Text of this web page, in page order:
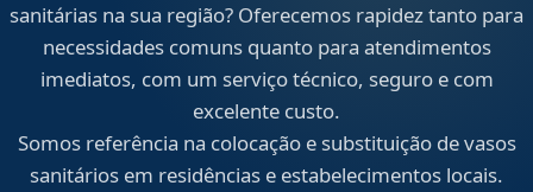
sanitárias na sua região? Oferecemos rapidez tanto para
necessidades comuns quanto para atendimentos
imediatos, com um serviço técnico, seguro e com
excelente custo.
Somos referência na colocação e substituição de vasos
sanitários em residências e estabelecimentos locais.